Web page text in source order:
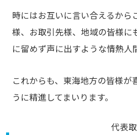
時にはお互いに言い合えるから
様、お取引先様、地域の皆様に
に留めず声に出すような情熱人
これからも、東海地方の皆様が
うに精進してまいります。
代表